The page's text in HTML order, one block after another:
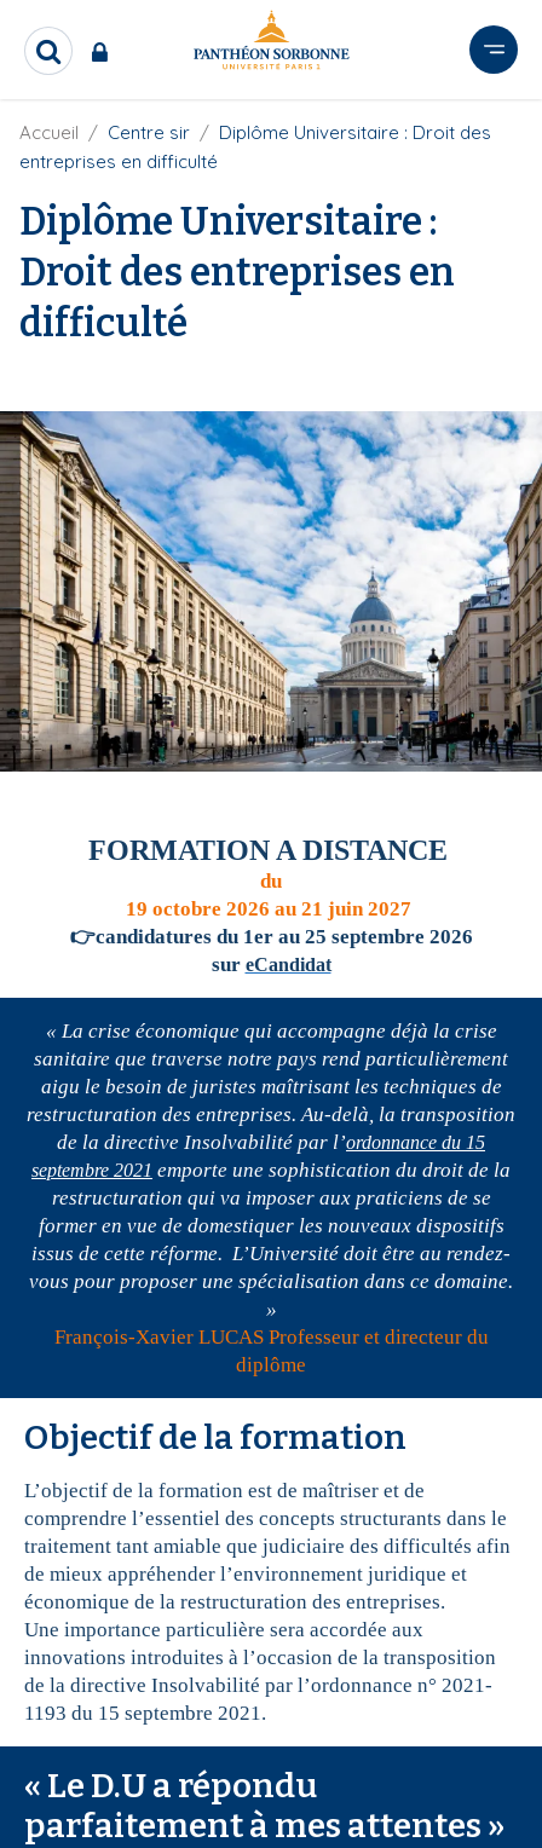
p
r
i
n
c
i
p
a
l
R
h
e
c
h
r
F
r
i
a
n
Accueil Centre sir
Diplôme Universitaire : Droit des
entreprises en difficulté
Diplôme Universitaire :
Droit des entreprises en
difficulté
FORMATION A DISTANCE
du
19 octobre 2026 au 21 juin 2027
👉candidatures du 1er au 25 septembre 2026
sur eCandidat
« La crise économique qui accompagne déjà la crise
sanitaire que traverse notre pays rend particulièrement
aigu le besoin de juristes maîtrisant les techniques de
restructuration des entreprises. Au-delà, la transposition
de la directive Insolvabilité par l’ordonnance du 15
septembre 2021 emporte une sophistication du droit de la
restructuration qui va imposer aux praticiens de se
former en vue de domestiquer les nouveaux dispositifs
issus de cette réforme. L’Université doit être au rendez-
vous pour proposer une spécialisation dans ce domaine.
»
François-Xavier LUCAS Professeur et directeur du
diplôme
Objectif de la formation
L’objectif de la formation est de maîtriser et de
comprendre l’essentiel des concepts structurants dans le
traitement tant amiable que judiciaire des difficultés afin
de mieux appréhender l’environnement juridique et
économique de la restructuration des entreprises.
Une importance particulière sera accordée aux
innovations introduites à l’occasion de la transposition
de la directive Insolvabilité par l’ordonnance n° 2021-
1193 du 15 septembre 2021.
« Le D.U a répondu
parfaitement à mes attentes »